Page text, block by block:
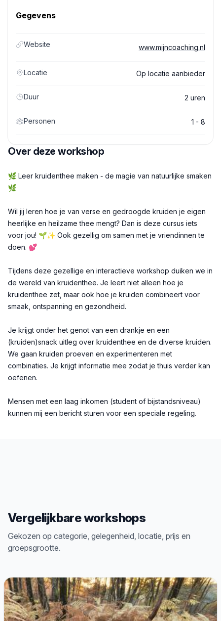
Gegevens
Website www.mijncoaching.nl
Locatie Op locatie aanbieder
Duur 2 uren
Personen 1 - 8
Over deze workshop
Beschrijving
🌿 Leer kruidenthee maken - de magie van natuurlijke smaken
🌿
Wil jij leren hoe je van verse en gedroogde kruiden je eigen
heerlijke en heilzame thee mengt? Dan is deze cursus iets
voor jou! 🌱✨ Ook gezellig om samen met je vriendinnen te
doen. 💕
Tijdens deze gezellige en interactieve workshop duiken we in
de wereld van kruidenthee. Je leert niet alleen hoe je
kruidenthee zet, maar ook hoe je kruiden combineert voor
smaak, ontspanning en gezondheid.
Je krijgt onder het genot van een drankje en een
(kruiden)snack uitleg over kruidenthee en de diverse kruiden.
We gaan kruiden proeven en experimenteren met
combinaties. Je krijgt informatie mee zodat je thuis verder kan
oefenen.
Mensen met een laag inkomen (student of bijstandsniveau)
kunnen mij een bericht sturen voor een speciale regeling.
Vergelijkbare workshops
Gekozen op categorie, gelegenheid, locatie, prijs en
groepsgrootte.